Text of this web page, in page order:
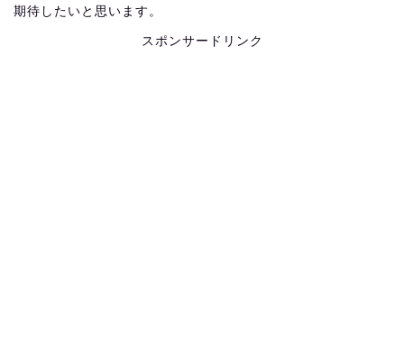
期待したいと思います。
スポンサードリンク